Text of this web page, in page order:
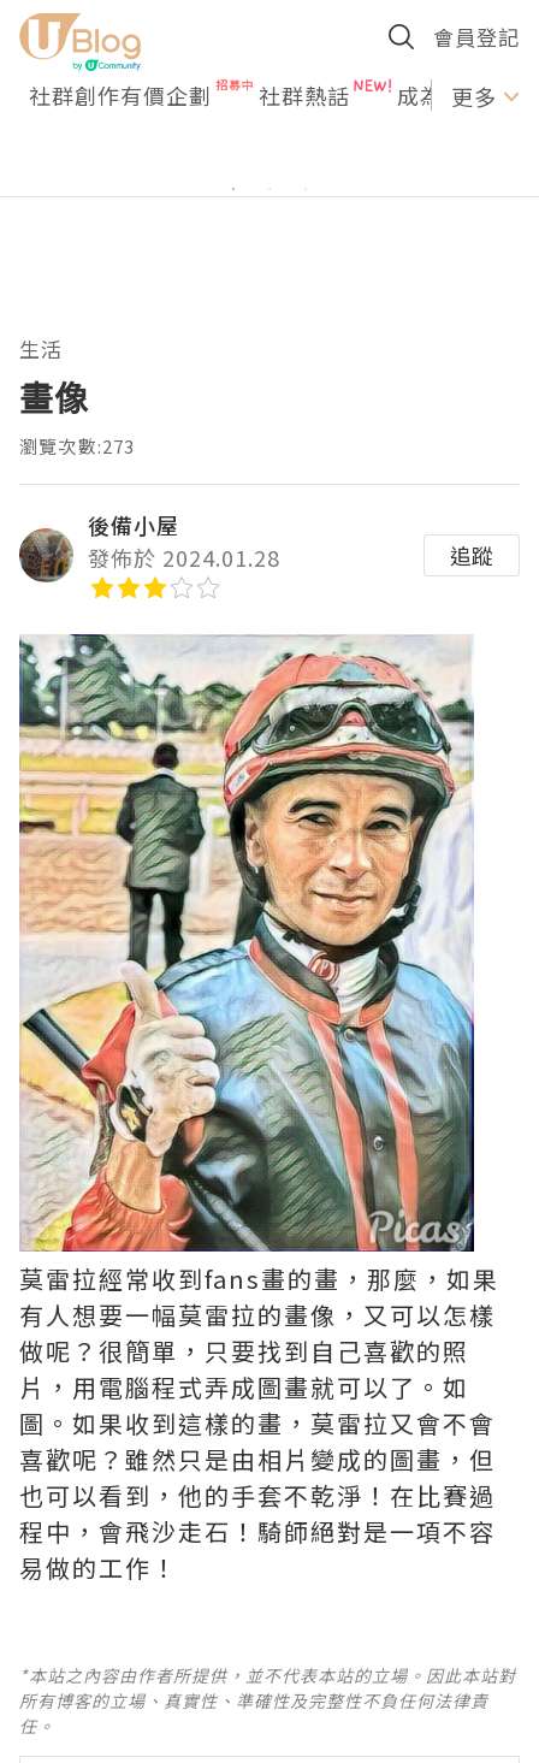
會員登記
社群創作有價企劃 社群熱話 成為U更多
生活
畫像
瀏覽次數:273
後備小屋
發佈於 2024.01.28
追蹤
莫雷拉經常收到fans畫的畫，那麼，如果
有人想要一幅莫雷拉的畫像，又可以怎樣
做呢？很簡單，只要找到自己喜歡的照
片，用電腦程式弄成圖畫就可以了。如
圖。如果收到這樣的畫，莫雷拉又會不會
喜歡呢？雖然只是由相片變成的圖畫，但
也可以看到，他的手套不乾淨！在比賽過
程中，會飛沙走石！騎師絕對是一項不容
易做的工作！
*本站之內容由作者所提供，並不代表本站的立場。因此本站對
所有博客的立場、真實性、準確性及完整性不負任何法律責
任。